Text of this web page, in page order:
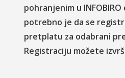
pohranjenim u
potrebno je da se
pretplatu za odabrani
Registraciju možete